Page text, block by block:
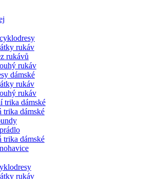
rukáv
rukávů
rukáv
dámské
rukáv
rukáv
trika dámské
trika dámské
trika dámské
rukáv